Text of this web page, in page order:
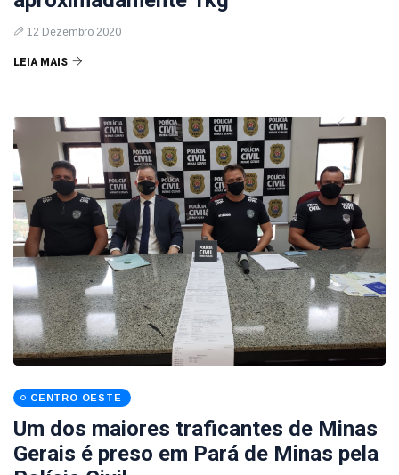
12 Dezembro 2020
LEIA MAIS
CENTRO OESTE
Um dos maiores traficantes de Minas
Gerais é preso em Pará de Minas pela